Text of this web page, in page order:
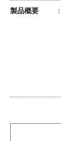
製品概要